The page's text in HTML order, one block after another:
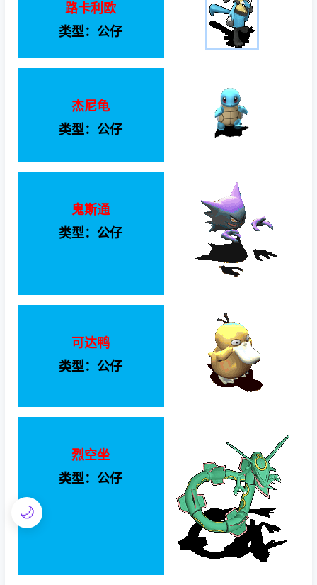
路卡利欧
类型：公仔
杰尼龟
类型：公仔
鬼斯通
类型：公仔
可达鸭
类型：公仔
烈空坐
类型：公仔
🌙